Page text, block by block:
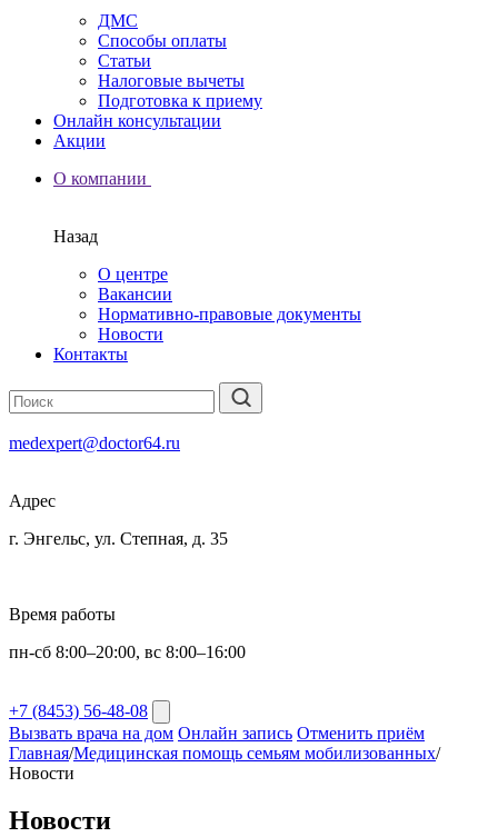
ДМС
Способы оплаты
Статьи
Налоговые вычеты
Подготовка к приему
Онлайн консультации
Акции
О компании
Назад
О центре
Вакансии
Нормативно-правовые документы
Новости
Контакты
medexpert@doctor64.ru
Адрес
г. Энгельс, ул. Степная, д. 35
Время работы
пн-сб 8:00–20:00, вс 8:00–16:00
+7 (8453) 56-48-08
Вызвать врача на дом Онлайн запись Отменить приём
Главная/Медицинская помощь семьям мобилизованных/
Новости
Новости